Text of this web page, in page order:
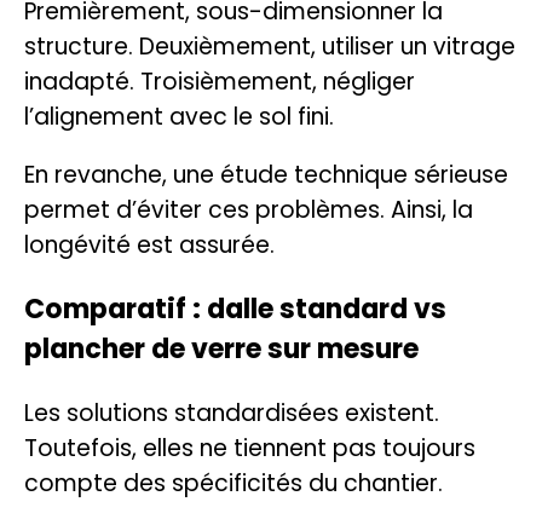
Premièrement, sous-dimensionner la
structure. Deuxièmement, utiliser un vitrage
inadapté. Troisièmement, négliger
l’alignement avec le sol fini.
En revanche, une étude technique sérieuse
permet d’éviter ces problèmes. Ainsi, la
longévité est assurée.
Comparatif : dalle standard vs
plancher de verre sur mesure
Les solutions standardisées existent.
Toutefois, elles ne tiennent pas toujours
compte des spécificités du chantier.